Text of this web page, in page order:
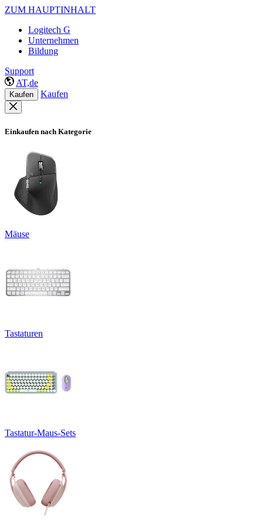
ZUM HAUPTINHALT
Logitech G
Unternehmen
Bildung
Support
AT,de
Kaufen Kaufen
Einkaufen nach Kategorie
Mäuse
Tastaturen
Tastatur-Maus-Sets